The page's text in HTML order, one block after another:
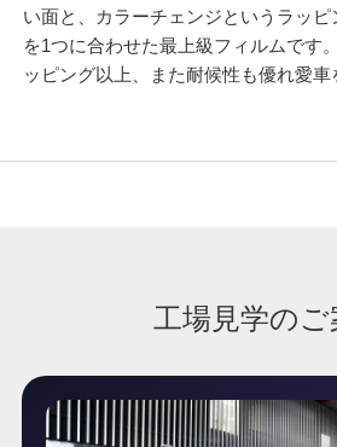
い面と、カラーチェンジというラッ
を1つに合わせた最上級フィルムです
ッピング以上、また耐候性も優れ愛車
工場見学のご